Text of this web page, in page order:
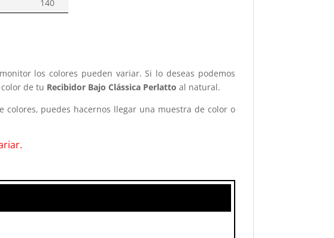
140
los colores pueden variar. Si lo deseas podemos
de tu Recibidor Bajo Clássica Perlattoal natural.
colores, puedes hacernos llegar una muestra de color o